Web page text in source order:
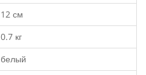
12 см
0.7 кг
белый